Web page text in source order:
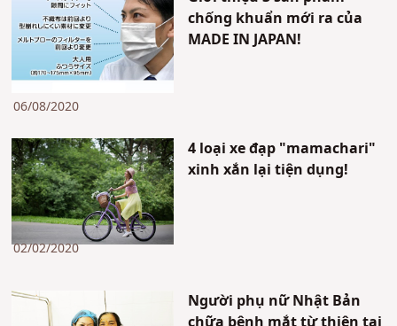
chống khuẩn mới ra của
MADE IN JAPAN!
06/08/2020
4 loại xe đạp "mamachari"
xinh xắn lại tiện dụng!
02/02/2020
Người phụ nữ Nhật Bản